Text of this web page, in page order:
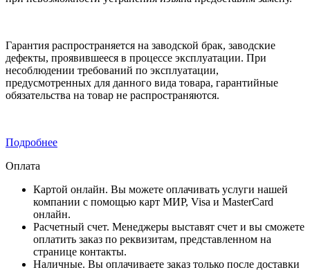
Гарантия распространяется на заводской брак, заводские
дефекты, проявившееся в процессе эксплуатации. При
несоблюдении требований по эксплуатации,
предусмотренных для данного вида товара, гарантийные
обязательства на товар не распространяются.
Подробнее
Оплата
Картой онлайн. Вы можете оплачивать услуги нашей
компании с помощью карт МИР, Visa и MasterCard
онлайн.
Расчетный счет. Менеджеры выставят счет и вы сможете
оплатить заказ по реквизитам, представленном на
странице контакты.
Наличные. Вы оплачиваете заказ только после доставки